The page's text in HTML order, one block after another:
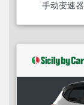
手动变速器